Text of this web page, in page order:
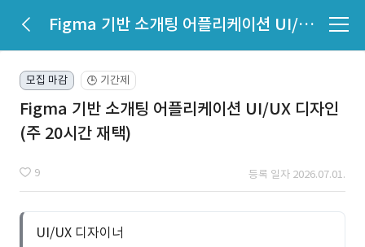
Figma 기반 소개팅 어플리케이션 UI/UX 디자인 (주 20시간 재택)
모집 마감 🕒 기간제
Figma 기반 소개팅 어플리케이션 UI/UX 디자인
(주 20시간 재택)
9 등록 일자 2026.07.01.
UI/UX 디자이너